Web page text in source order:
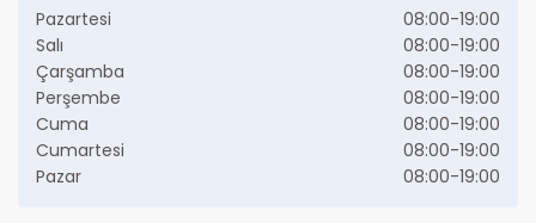
Pazartesi
08:00-19:00
Salı
08:00-19:00
Çarşamba
08:00-19:00
Perşembe
08:00-19:00
Cuma
08:00-19:00
Cumartesi
08:00-19:00
Pazar
08:00-19:00